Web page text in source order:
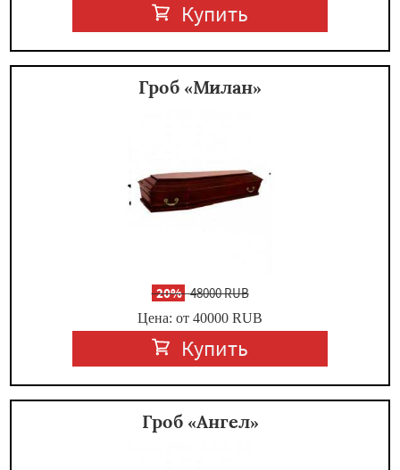
Купить
Гроб «Милан»
-20%48000 RUB
Цена: от 40000 RUB
Купить
Гроб «Ангел»